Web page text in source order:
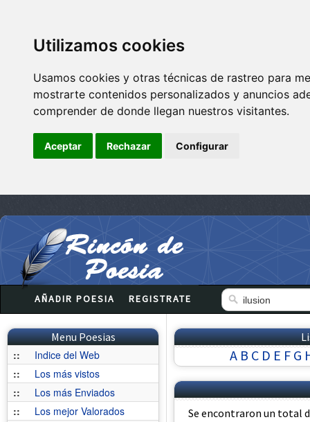
Utilizamos cookies
Usamos cookies y otras técnicas de rastreo para
mostrarte contenidos personalizados y anuncios
comprender de donde llegan nuestros visitantes.
Aceptar Rechazar Configurar
AÑADIR POESIA REGISTRATE
Menu Poesias
::
Indice del Web
::
Los más vistos
::
Los más Enviados
::
Los mejor Valorados
A B C D E F G
Se encontraron un total